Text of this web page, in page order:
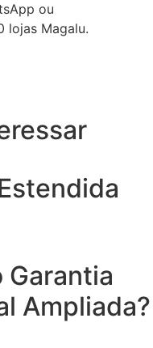
ou
lojas Magalu.
Garantia
Ampliada?